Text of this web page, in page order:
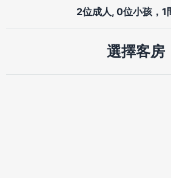
2位成人, 0位小孩，1
選擇客房